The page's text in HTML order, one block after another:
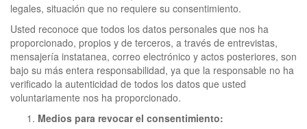
legales, situación que no requiere su consentimiento.
Usted reconoce que todos los datos personales que nos ha
proporcionado, propios y de terceros, a través de entrevistas,
mensajería instatanea, correo electrónico y actos posteriores, son
bajo su más entera responsabilidad, ya que la responsable no ha
verificado la autenticidad de todos los datos que usted
voluntariamente nos ha proporcionado.
Medios para revocar el consentimiento: